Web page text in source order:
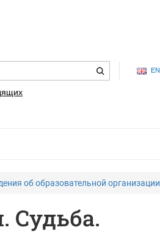
EN
об образовательной организации
Судьба.